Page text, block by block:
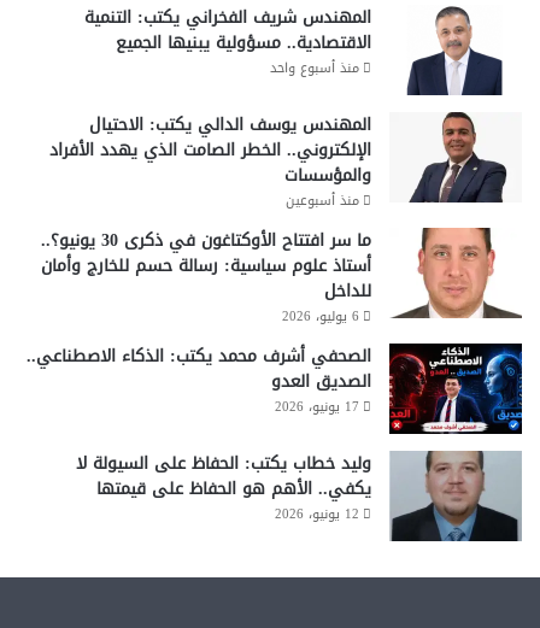
المهندس شريف الفخراني يكتب: التنمية
الاقتصادية.. مسؤولية يبنيها الجميع
منذ أسبوع واحد
المهندس يوسف الدالي يكتب: الاحتيال
الإلكتروني.. الخطر الصامت الذي يهدد الأفراد
والمؤسسات
منذ أسبوعين
ما سر افتتاح الأوكتاغون في ذكرى 30 يونيو؟..
أستاذ علوم سياسية: رسالة حسم للخارج وأمان
للداخل
6 يوليو، 2026
الصحفي أشرف محمد يكتب: الذكاء الاصطناعي..
الصديق العدو
17 يونيو، 2026
وليد خطاب يكتب: الحفاظ على السيولة لا
يكفي.. الأهم هو الحفاظ على قيمتها
12 يونيو، 2026